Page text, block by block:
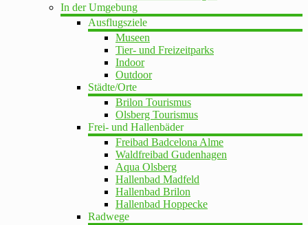
In der Umgebung
Ausflugsziele
Museen
Tier- und Freizeitparks
Indoor
Outdoor
Städte/Orte
Brilon Tourismus
Olsberg Tourismus
Frei- und Hallenbäder
Freibad Badcelona Alme
Waldfreibad Gudenhagen
Aqua Olsberg
Hallenbad Madfeld
Hallenbad Brilon
Hallenbad Hoppecke
Radwege